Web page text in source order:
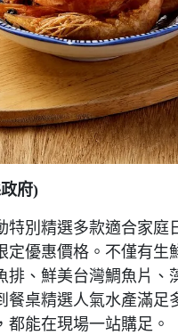
府)
特別精選多款適合家
定優惠價格。不僅有
排、鮮美台灣鯛魚片
餐桌精選人氣水產滿
能在現場一站購足。